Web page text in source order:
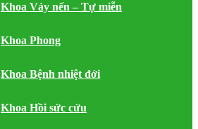
Khoa Vảy nến – Tự miễn
Khoa Phong
Khoa Bệnh nhiệt đới
Khoa Hồi sức cứu